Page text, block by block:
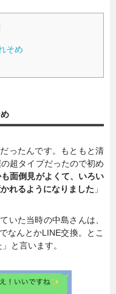
そめ
ったんです。もともと清
超タイプだったので初め
も面倒見がよくて、いろい
れるようになりました 」
いた当時の中島さんは、
なんとかLINE交換。とこ
と言います。